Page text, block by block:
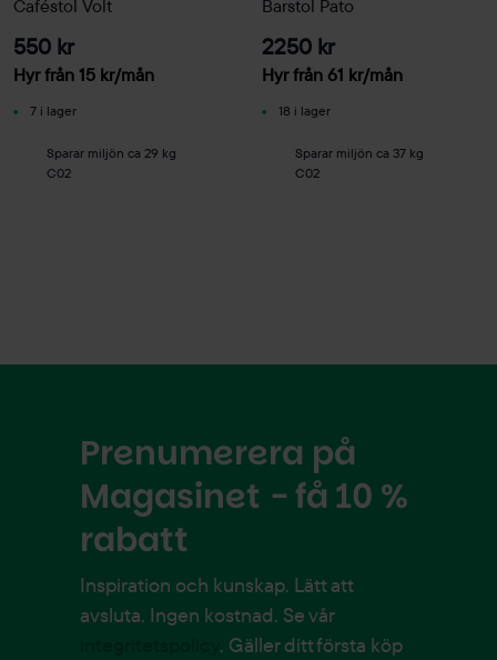
Caféstol Volt
550 kr
Hyr från 15 kr/mån
7 i lager
Sparar miljön ca 29 kg
C02
Barstol Pato
2250 kr
Hyr från 61 kr/mån
18 i lager
Sparar miljön ca 37 kg
C02
Prenumerera på
Magasinet - få 10 %
rabatt
Inspiration och kunskap. Lätt att
avsluta. Ingen kostnad. Se vår
. Gäller ditt första köp